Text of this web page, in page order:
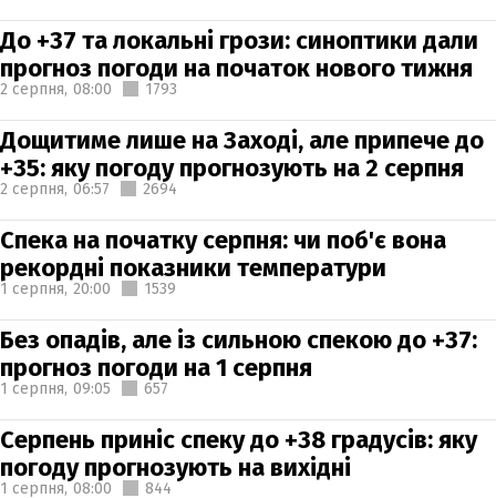
До +37 та локальні грози: синоптики дали
прогноз погоди на початок нового тижня
2 серпня, 08:00 1793
Дощитиме лише на Заході, але припече до
+35: яку погоду прогнозують на 2 серпня
2 серпня, 06:57 2694
Спека на початку серпня: чи поб'є вона
рекордні показники температури
1 серпня, 20:00 1539
Без опадів, але із сильною спекою до +37:
прогноз погоди на 1 серпня
1 серпня, 09:05 657
Серпень приніс спеку до +38 градусів: яку
погоду прогнозують на вихідні
1 серпня, 08:00 844